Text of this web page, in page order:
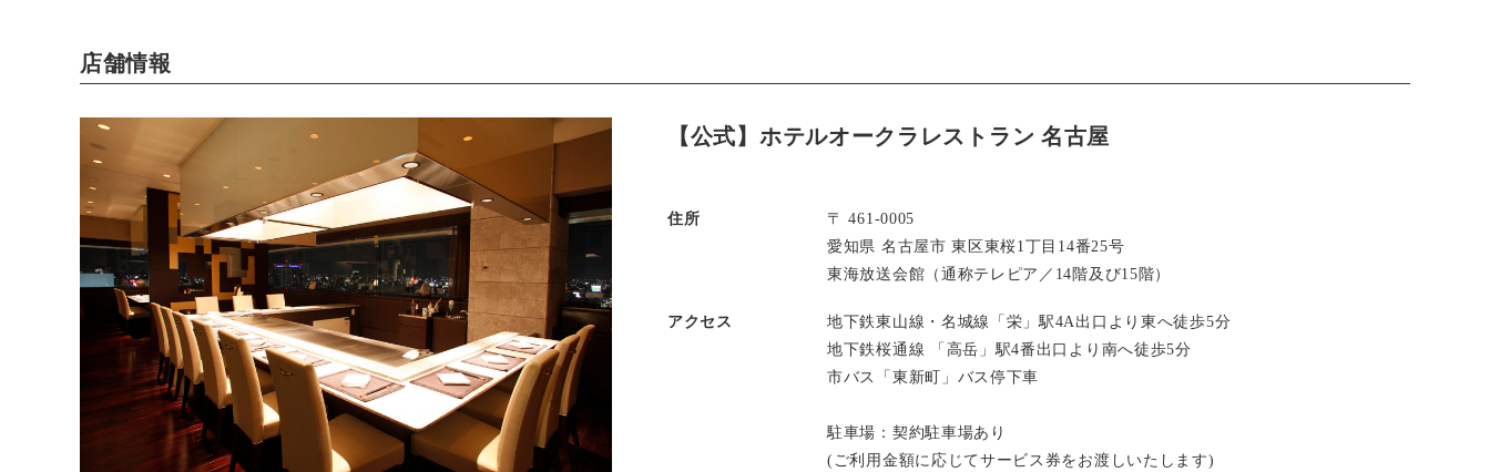
店舗情報
【公式】ホテルオークラレストラン 名古屋
住所
〒 461-0005
愛知県 名古屋市 東区東桜1丁目14番25号
東海放送会館（通称テレピア／14階及び15階）
アクセス
地下鉄東山線・名城線「栄」駅4A出口より東へ徒歩5分
地下鉄桜通線 「高岳」駅4番出口より南へ徒歩5分
市バス「東新町」バス停下車
駐車場：契約駐車場あり
(ご利用金額に応じてサービス券をお渡しいたします)